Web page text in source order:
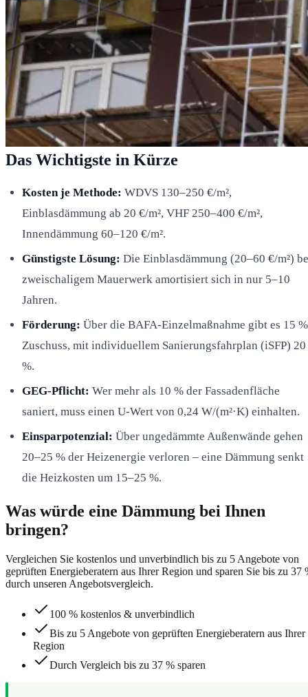
Das Wichtigste in Kürze
Kosten je Methode: WDVS 130–250 €/m²,
Einblasdämmung ab 20 €/m², VHF 250–400 €/m²,
Innendämmung 60–120 €/m².
Günstigste Lösung: Die Einblasdämmung (20–60 €/m²)
zweischaligem Mauerwerk amortisiert sich in nur 5–10
Jahren.
Förderung: Über die BAFA-Einzelmaßnahme gibt es 15 %
Zuschuss, mit individuellem Sanierungsfahrplan (iSFP) 20
%.
GEG-Pflicht: Wer mehr als 10 % der Fassadenfläche
saniert, muss einen U-Wert von 0,24 W/(m²·K) einhalten.
Einsparpotenzial: Über ungedämmte Außenwände gehen
20–25 % der Heizenergie verloren – eine Dämmung senkt
die Heizkosten um 15–25 %.
Was würde eine Dämmung bei Ihnen
bringen?
Vergleichen Sie kostenlos und unverbindlich bis zu 5 Angebote von
geprüften Energieberatern aus Ihrer Region und sparen Sie bis zu 37
durch unseren Angebotsvergleich.
100 % kostenlos & unverbindlich
Bis zu 5 Angebote von geprüften Energieberatern aus Ihrer
Region
Durch Vergleich bis zu 37 % sparen